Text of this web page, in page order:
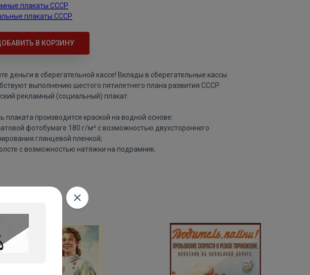
плакаты СССР
плакаты СССР
В КОРЗИНУ
деньги в сберегательной кассе! Вклады в сберегательные кассы
выполнению шестого пятилетнего плана развития СССР.
рекламный (социальный) плакат.
плаката производится краской на водной основе:
фотобумаге 180 г/м² с возможностью двухстороннего
глянцевой пленкой;
с возможностью натяжки на подрамник.